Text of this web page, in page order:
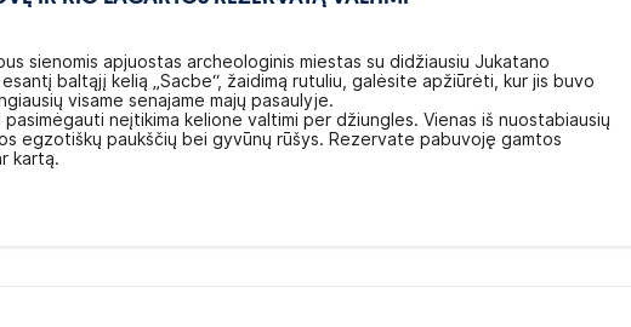
sienomis apjuostas archeologinis miestas su didžiausiu Jukatano
baltąjį kelią „Sacbe“, žaidimą rutuliu, galėsite apžiūrėti, kur jis buvo
visame senajame majų pasaulyje.
neįtikima kelione valtimi per džiungles. Vienas iš nuostabiausių
egzotiškų paukščių bei gyvūnų rūšys. Rezervate pabuvoję gamtos
kartą.